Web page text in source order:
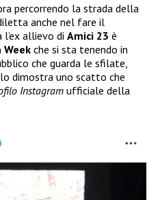
percorrendo la strada della
anche nel fare il
allievo di Amici 23 è
Weekche si sta tenendo in
che guarda le sfilate,
dimostra uno scatto che
Instagram ufficiale della